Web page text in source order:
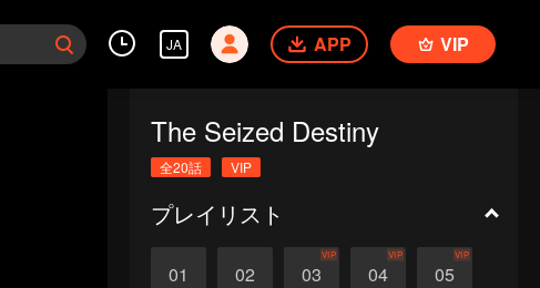
JA APP VIP
The Seized Destiny
全20話 VIP
プレイリスト
01 02 03
VIP
04
VIP
05
VIP